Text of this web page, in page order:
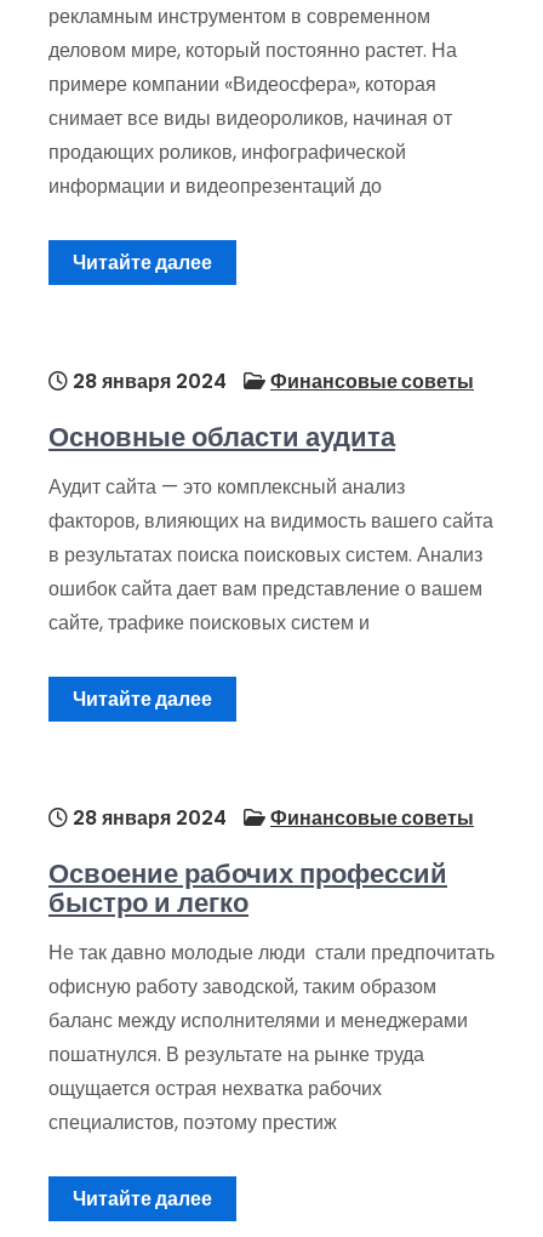
рекламным инструментом в современном
деловом мире, который постоянно растет. На
примере компании «Видеосфера», которая
снимает все виды видеороликов, начиная от
продающих роликов, инфографической
информации и видеопрезентаций до
Читайте далее
28 января 2024 Финансовые советы
Основные области аудита
Аудит сайта — это комплексный анализ
факторов, влияющих на видимость вашего сайта
в результатах поиска поисковых систем. Анализ
ошибок сайта дает вам представление о вашем
сайте, трафике поисковых систем и
Читайте далее
28 января 2024 Финансовые советы
Освоение рабочих профессий
быстро и легко
Не так давно молодые люди стали предпочитать
офисную работу заводской, таким образом
баланс между исполнителями и менеджерами
пошатнулся. В результате на рынке труда
ощущается острая нехватка рабочих
специалистов, поэтому престиж
Читайте далее